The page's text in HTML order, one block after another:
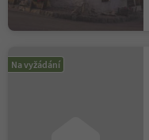
Na vyžádání